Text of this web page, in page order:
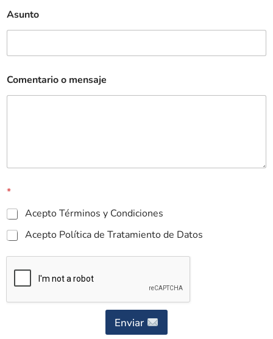
Asunto
Comentario o mensaje
*
Acepto Términos y Condiciones
Acepto Política de Tratamiento de Datos
Enviar